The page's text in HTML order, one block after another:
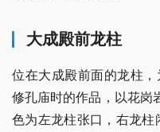
大成殿前龙柱
位在大成殿前面的龙柱
修孔庙时的作品，以花岗
色为左龙柱张口，右龙